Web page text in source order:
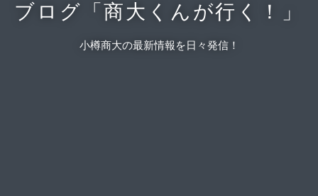
ブログ「商大くんが行く！」
小樽商大の最新情報を日々発信！